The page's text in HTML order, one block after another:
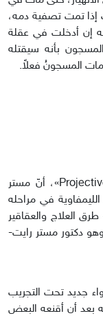
تمت تصفية دمه،
إن أدخلت في عقلة
بأنه سيقتله
مات المسجونُ فعلاً.
في عام 1957 ذكرت مجلة «Projective Techniques»، أنّ مستر
في مراحله
العلاج والعقاقير
دكتور مستر رايت-
جديد تحت التجريب
بعد أن أقنعه البعض